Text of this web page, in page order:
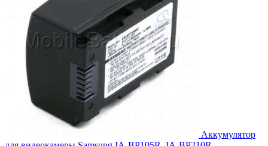
Аккумулятор